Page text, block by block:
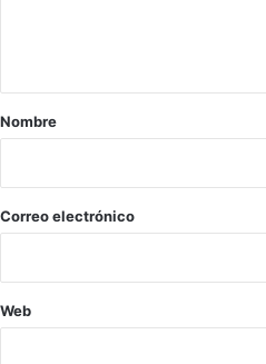
r
*
Nombre
Correo electrónico
Web